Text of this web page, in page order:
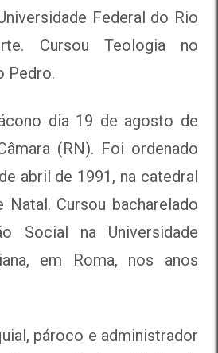
Federal do Rio
Cursou Teologia no
Pedro.
dia 19 de agosto de
(RN). Foi ordenado
abril de 1991, na catedral
Natal. Cursou bacharelado
Social na Universidade
em Roma, nos anos
pároco e administrador